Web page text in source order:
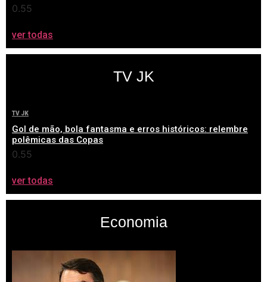
ver todas
TV JK
TV JK
Gol de mão, bola fantasma e erros históricos: relembre
polêmicas das Copas
ver todas
Economia